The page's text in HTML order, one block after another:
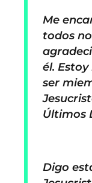
Me
todos
él.
ser
Últimos
Digo